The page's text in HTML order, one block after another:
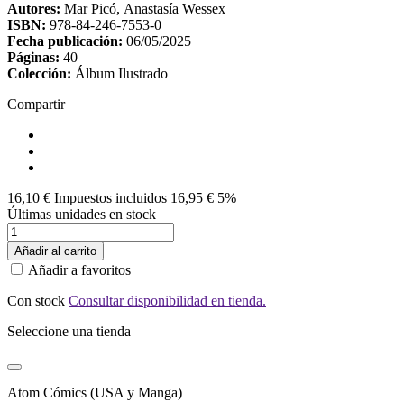
Autores: Mar Picó, Anastasía Wessex
ISBN: 978-84-246-7553-0
Fecha publicación: 06/05/2025
Páginas: 40
Colección: Álbum Ilustrado
Compartir
16,10 € Impuestos incluidos 16,95 € 5%
Últimas unidades en stock
Añadir al carrito
Añadir a favoritos
Con stock Consultar disponibilidad en tienda.
Seleccione una tienda
Atom Cómics (USA y Manga)